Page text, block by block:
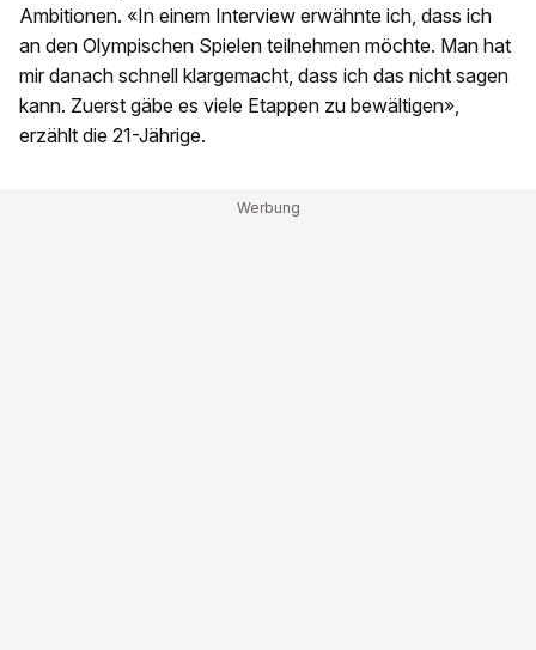
Ambitionen. «In einem Interview erwähnte ich, dass ich
an den Olympischen Spielen teilnehmen möchte. Man hat
mir danach schnell klargemacht, dass ich das nicht sagen
kann. Zuerst gäbe es viele Etappen zu bewältigen»,
erzählt die 21-Jährige.